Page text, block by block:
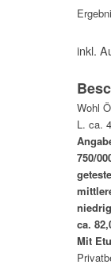
inkl.
Wohl
L. ca.
750/
ca.
Mit